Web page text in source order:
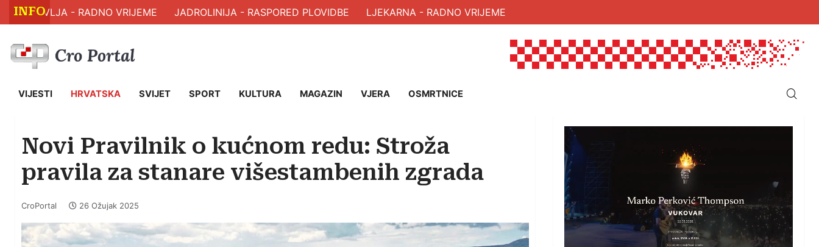
INFO
ZDRAVLJA - RADNO VRIJEME JADROLINIJA - RASPORED PLOVIDBE LJEKARNA - RADNO VRIJEME
VIJESTI HRVATSKA SVIJET SPORT KULTURA MAGAZIN VJERA OSMRTNICE
Novi Pravilnik o kućnom redu: Stroža
pravila za stanare višestambenih zgrada
CroPortal 26 Ožujak 2025